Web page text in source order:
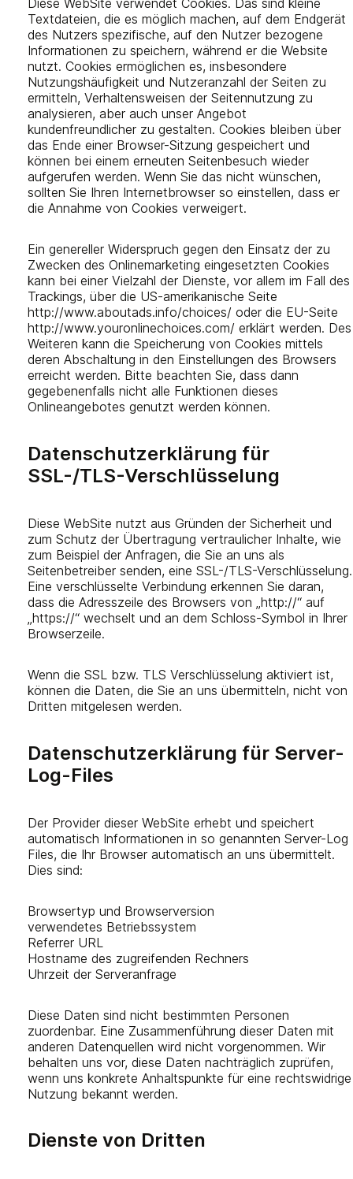
Textdateien, die es möglich machen, auf dem Endgerät
des Nutzers spezifische, auf den Nutzer bezogene
Informationen zu speichern, während er die Website
nutzt. Cookies ermöglichen es, insbesondere
Nutzungshäufigkeit und Nutzeranzahl der Seiten zu
ermitteln, Verhaltensweisen der Seitennutzung zu
analysieren, aber auch unser Angebot
kundenfreundlicher zu gestalten. Cookies bleiben über
das Ende einer Browser-Sitzung gespeichert und
können bei einem erneuten Seitenbesuch wieder
aufgerufen werden. Wenn Sie das nicht wünschen,
sollten Sie Ihren Internetbrowser so einstellen, dass er
die Annahme von Cookies verweigert.
Ein genereller Widerspruch gegen den Einsatz der zu
Zwecken des Onlinemarketing eingesetzten Cookies
kann bei einer Vielzahl der Dienste, vor allem im Fall des
Trackings, über die US-amerikanische Seite
http://www.aboutads.info/choices/ oder die EU-Seite
http://www.youronlinechoices.com/ erklärt werden. Des
Weiteren kann die Speicherung von Cookies mittels
deren Abschaltung in den Einstellungen des Browsers
erreicht werden. Bitte beachten Sie, dass dann
gegebenenfalls nicht alle Funktionen dieses
Onlineangebotes genutzt werden können.
Datenschutzerklärung für
SSL-/TLS-Verschlüsselung
Diese WebSite nutzt aus Gründen der Sicherheit und
zum Schutz der Übertragung vertraulicher Inhalte, wie
zum Beispiel der Anfragen, die Sie an uns als
Seitenbetreiber senden, eine SSL-/TLS-Verschlüsselung.
Eine verschlüsselte Verbindung erkennen Sie daran,
dass die Adresszeile des Browsers von „http://“ auf
„https://“ wechselt und an dem Schloss-Symbol in Ihrer
Browserzeile.
Wenn die SSL bzw. TLS Verschlüsselung aktiviert ist,
können die Daten, die Sie an uns übermitteln, nicht von
Dritten mitgelesen werden.
Datenschutzerklärung für Server-
Log-Files
Der Provider dieser WebSite erhebt und speichert
automatisch Informationen in so genannten Server-Log
Files, die Ihr Browser automatisch an uns übermittelt.
Dies sind:
Browsertyp und Browserversion
verwendetes Betriebssystem
Referrer URL
Hostname des zugreifenden Rechners
Uhrzeit der Serveranfrage
Diese Daten sind nicht bestimmten Personen
zuordenbar. Eine Zusammenführung dieser Daten mit
anderen Datenquellen wird nicht vorgenommen. Wir
behalten uns vor, diese Daten nachträglich zuprüfen,
wenn uns konkrete Anhaltspunkte für eine rechtswidrige
Nutzung bekannt werden.
Dienste von Dritten